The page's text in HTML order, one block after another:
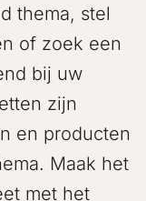
thema, stel
of zoek een
bij uw
zijn
en producten
Maak het
met het